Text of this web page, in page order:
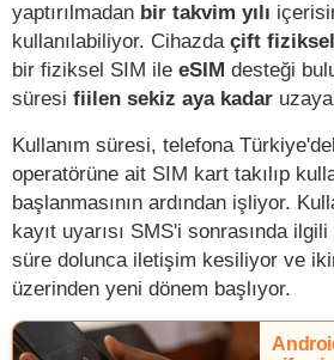
yaptırılmadan bir takvim yılı
kullanılabiliyor. Cihazda çift
bir fiziksel SIM ile eSIM desteği
süresi fiilen sekiz aya kadar
Kullanım süresi, telefona
operatörüne ait SIM kart takılıp
başlanmasının ardından işliyor.
kayıt uyarısı SMS'i sonrasında
süre dolunca iletişim kesiliyor ve
üzerinden yeni dönem başlıyor.